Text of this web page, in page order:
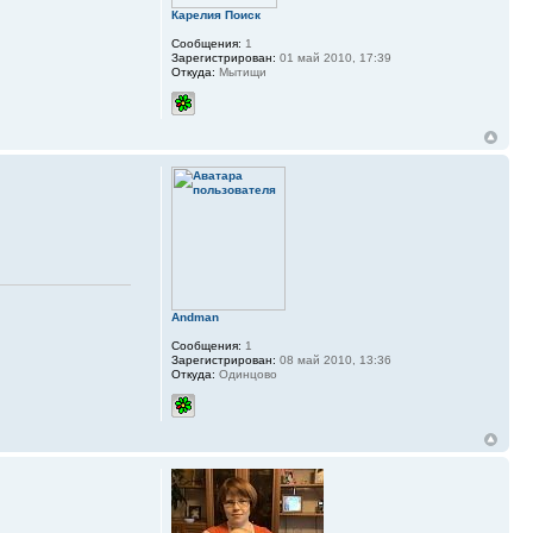
Карелия Поиск
Сообщения: 1
Зарегистрирован: 01 май 2010, 17:39
Откуда: Мытищи
Andman
Сообщения: 1
Зарегистрирован: 08 май 2010, 13:36
Откуда: Одинцово